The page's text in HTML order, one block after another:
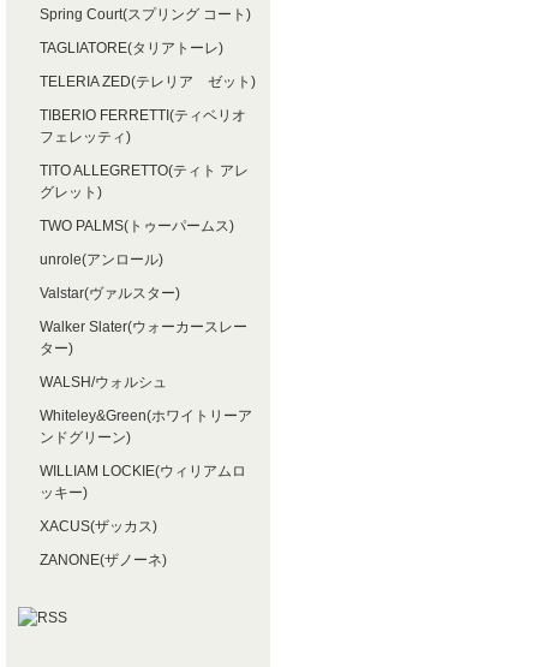
Spring Court(スプリング コート)
TAGLIATORE(タリアトーレ)
TELERIA ZED(テレリア ゼット)
TIBERIO FERRETTI(ティベリオ
フェレッティ)
TITO ALLEGRETTO(ティト アレ
グレット)
TWO PALMS(トゥーパームス)
unrole(アンロール)
Valstar(ヴァルスター)
Walker Slater(ウォーカースレー
ター)
WALSH/ウォルシュ
Whiteley&Green(ホワイトリーア
ンドグリーン)
WILLIAM LOCKIE(ウィリアムロ
ッキー)
XACUS(ザッカス)
ZANONE(ザノーネ)